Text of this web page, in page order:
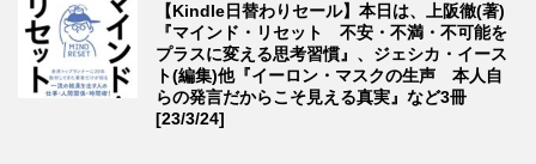
【Kindle日替わりセール】本日は、上阪徹(著)
『マインド・リセット 不安・不満・不可能を
プラスに変える思考習慣』、ジェシカ・イース
ト(編集)他『イーロン・マスクの生声 本人自
らの発言だからこそ見える真実』など3冊
[23/3/24]